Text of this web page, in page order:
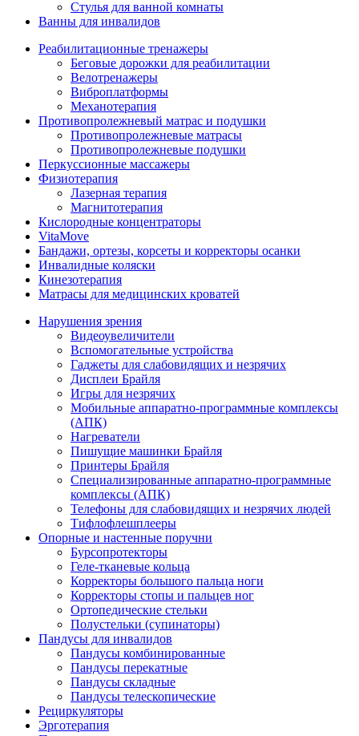
Стулья для ванной комнаты
Ванны для инвалидов
Реабилитационные тренажеры
Беговые дорожки для реабилитации
Велотренажеры
Виброплатформы
Механотерапия
Противопролежневый матрас и подушки
Противопролежневые матрасы
Противопролежневые подушки
Перкуссионные массажеры
Физиотерапия
Лазерная терапия
Магнитотерапия
Кислородные концентраторы
VitaMove
Бандажи, ортезы, корсеты и корректоры осанки
Инвалидные коляски
Кинезотерапия
Матрасы для медицинских кроватей
Нарушения зрения
Видеоувеличители
Вспомогательные устройства
Гаджеты для слабовидящих и незрячих
Дисплеи Брайля
Игры для незрячих
Мобильные аппаратно-программные комплексы
(АПК)
Нагреватели
Пишущие машинки Брайля
Принтеры Брайля
Специализированные аппаратно-программные
комплексы (АПК)
Телефоны для слабовидящих и незрячих людей
Тифлофлешплееры
Опорные и настенные поручни
Бурсопротекторы
Геле-тканевые кольца
Корректоры большого пальца ноги
Корректоры стопы и пальцев ног
Ортопедические стельки
Полустельки (супинаторы)
Пандусы для инвалидов
Пандусы комбинированные
Пандусы перекатные
Пандусы складные
Пандусы телескопические
Рециркуляторы
Эрготерапия